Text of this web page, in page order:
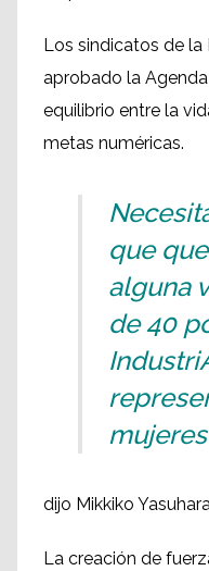
Los sindicatos de la
aprobado la
equilibrio entre la
metas numéricas.
que
alguna
de 40
dijo Mikkiko
La creación de